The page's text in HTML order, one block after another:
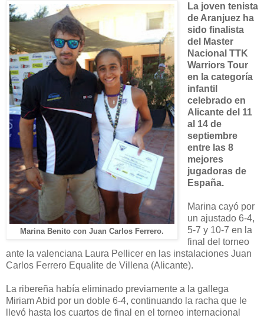
Marina Benito con Juan Carlos Ferrero.
La joven tenista
de Aranjuez ha
sido finalista
del Master
Nacional TTK
Warriors Tour
en la categoría
infantil
celebrado en
Alicante del 11
al 14 de
septiembre
entre las 8
mejores
jugadoras de
España.
Marina cayó por
un ajustado 6-4,
5-7 y 10-7 en la
final del torneo
ante la valenciana Laura Pellicer en las instalaciones Juan
Carlos Ferrero Equalite de Villena (Alicante).
La ribereña había eliminado previamente a la gallega
Miriam Abid por un doble 6-4, continuando la racha que le
llevó hasta los cuartos de final en el torneo internacional